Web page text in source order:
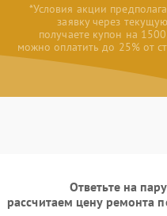
*Условия акции
заявку через
получаете купон на
можно оплатить до 25% от
Ответьте на
рассчитаем цену ремонта